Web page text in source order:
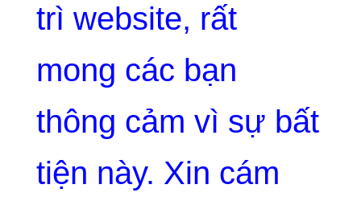
trì website, rất
mong các bạn
thông cảm vì sự bất
tiện này. Xin cám